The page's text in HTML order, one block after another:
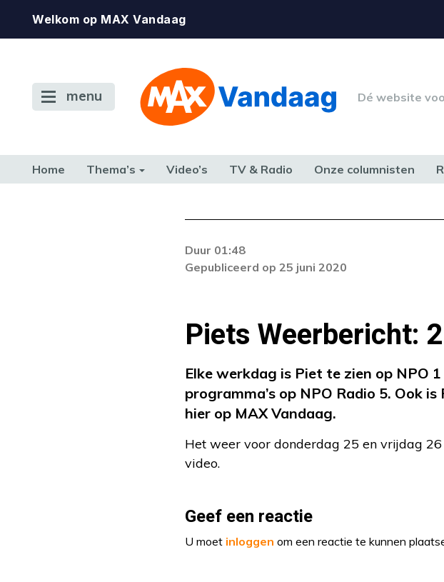
Welkom op MAX Vandaag
menu Dé website
Home Thema’s Video’s TV & Radio Onze columnisten
Duur 01:48
Gepubliceerd op 25 juni 2020
Piets Weerbericht:
Elke werkdag is Piet te zien op NPO
programma’s op NPO Radio 5. Ook
hier op MAX Vandaag.
Het weer voor donderdag 25 en vrijdag
video.
Geef een reactie
U moet inloggen om een reactie te kunnen